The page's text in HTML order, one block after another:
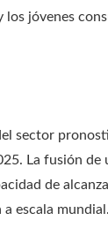
jóvenes
sector
La fusión
de
escala mundial.